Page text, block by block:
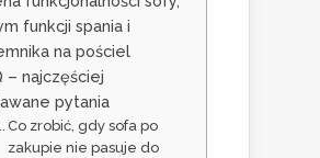
funkcji spania i
na pościel
– najczęściej
pytania
Co zrobić, gdy sofa po
zakupie nie pasuje do